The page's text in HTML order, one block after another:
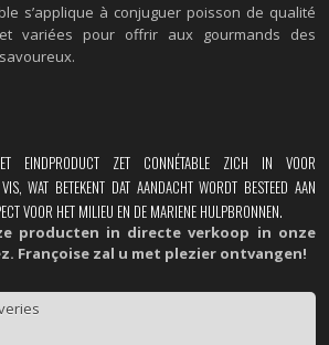
s’applique à conjuguer poisson de qualité
variées pour offrir aux gourmands des
EINDPRODUCT ZET CONNÉTABLE ZICH IN VOOR
WAT BETEKENT DAT AANDACHT WORDT BESTEED AAN
VOOR HET MILIEU EN DE MARIENE HULPBRONNEN.
producten in directe verkoop in onze
Françoise zal u met plezier ontvangen!